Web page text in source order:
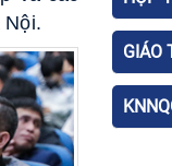
Nội.
GIÁO